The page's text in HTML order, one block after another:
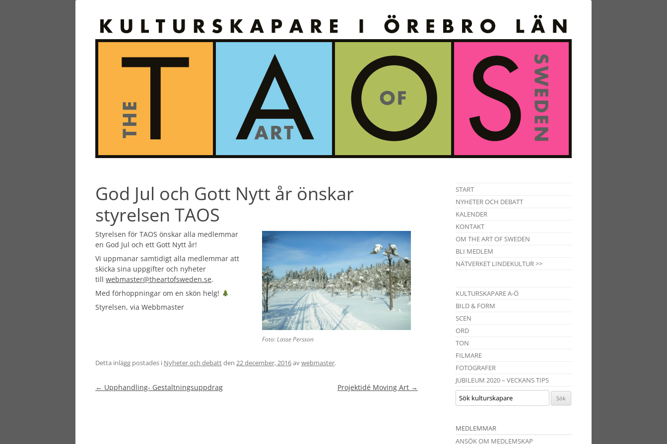
God Jul och Gott Nytt år önskar
styrelsen TAOS
Foto: Lasse Persson
Styrelsen för TAOS önskar alla medlemmar
en God Jul och ett Gott Nytt år!
Vi uppmanar samtidigt alla medlemmar att
skicka sina uppgifter och nyheter
till webmaster@theartofsweden.se.
Med förhoppningar om en skön helg!
Styrelsen, via Webbmaster
Detta inlägg postades i Nyheter och debattden 22 december, 2016avwebmaster.
Inläggsnavigering
← Upphandling- Gestaltningsuppdrag Projektidé Moving Art →
START
NYHETER OCH DEBATT
KALENDER
KONTAKT
OM THE ART OF SWEDEN
BLI MEDLEM
NÄTVERKET LINDEKULTUR >>
KULTURSKAPARE A-Ö
BILD & FORM
SCEN
ORD
TON
FILMARE
FOTOGRAFER
JUBILEUM 2020 – VECKANS TIPS
MEDLEMMAR
ANSÖK OM MEDLEMSKAP